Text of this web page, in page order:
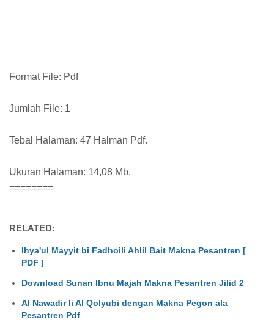
Format File: Pdf
Jumlah File: 1
Tebal Halaman: 47 Halman Pdf.
Ukuran Halaman: 14,08 Mb.
========
RELATED:
Ihya'ul Mayyit bi Fadhoili Ahlil Bait Makna Pesantren [
PDF ]
Download Sunan Ibnu Majah Makna Pesantren Jilid 2
Al Nawadir li Al Qolyubi dengan Makna Pegon ala
Pesantren Pdf